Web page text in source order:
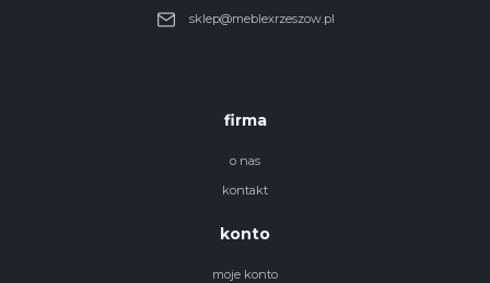
sklep@meblexrzeszow.pl
firma
o nas
kontakt
konto
moje konto